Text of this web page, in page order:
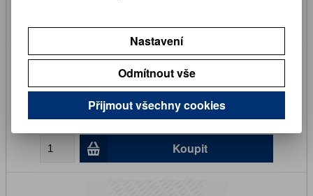
Houkačka 24V dvoutónová
Katalogové číslo:390934027
431 Kč
Koupit
Nastavení
Odmítnout vše
Přijmout všechny cookies